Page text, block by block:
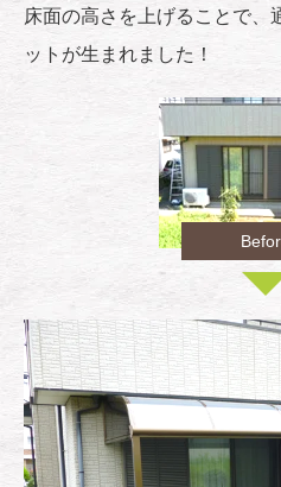
床面の高さを上げることで、
ットが生まれました！